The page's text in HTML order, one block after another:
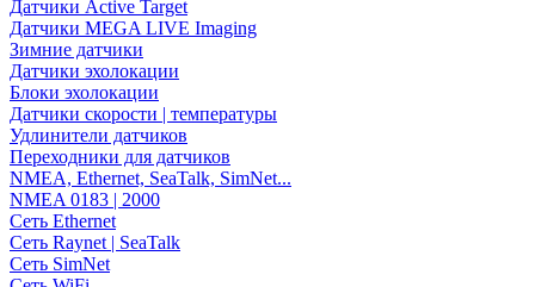
Датчики Active Target
Датчики MEGA LIVE Imaging
Зимние датчики
Датчики эхолокации
Блоки эхолокации
Датчики скорости | температуры
Удлинители датчиков
Переходники для датчиков
NMEA, Ethernet, SeaTalk, SimNet...
NMEA 0183 | 2000
Сеть Ethernet
Сеть Raynet | SeaTalk
Сеть SimNet